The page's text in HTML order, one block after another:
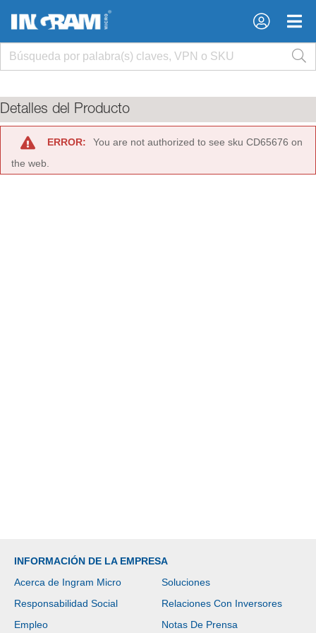
×
×
Detalles del Producto
ERROR:
You are not authorized to see sku CD65676 on
the web.
INFORMACIÓN DE LA EMPRESA
Acerca de Ingram Micro
Soluciones
Responsabilidad Social
Relaciones Con Inversores
Empleo
Notas De Prensa